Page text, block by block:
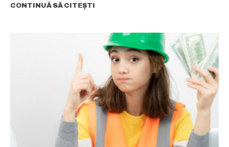
CONTINUĂ SĂ CITEȘTI